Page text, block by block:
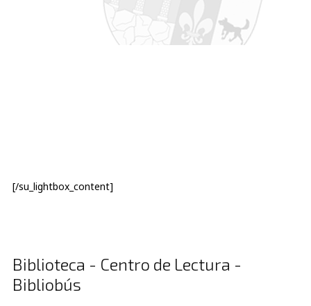
[/su_lightbox_content]
Biblioteca - Centro de Lectura -
Bibliobús